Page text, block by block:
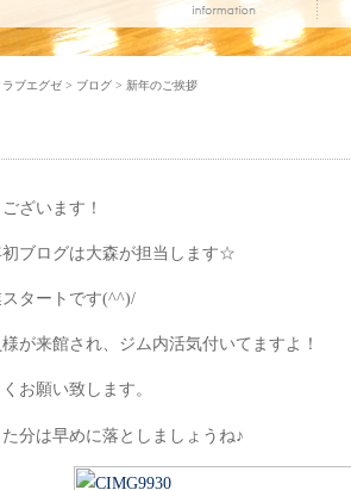
ブエグゼ > ブログ > 新年のご挨拶
ざいます！
ブログは大森が担当します☆
タートです(^^)/
が来館され、ジム内活気付いてますよ！
お願い致します。
分は早めに落としましょうね♪